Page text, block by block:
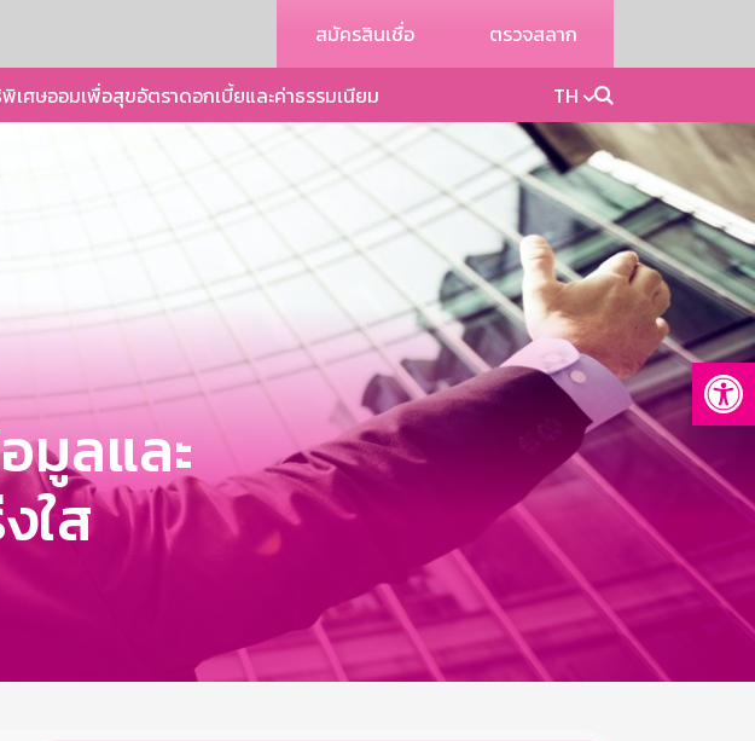
สมัครสินเชื่อ ตรวจสลาก
เศษออมเพื่อสุขอัตราดอกเบี้ยและค่าธรรมเนียม TH
มูลและ
ใส